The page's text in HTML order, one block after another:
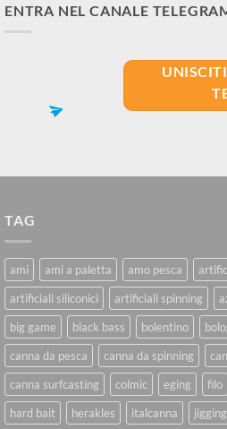
ENTRA NEL CANALE
TAG
ami ami a paletta amo pesca
artificiali siliconici
artificiali spinning
big game
black bass bolentino
canna da pesca
canna da spinning
canna surfcasting
colmic eging filo
hard bait
herakles italcanna jigging